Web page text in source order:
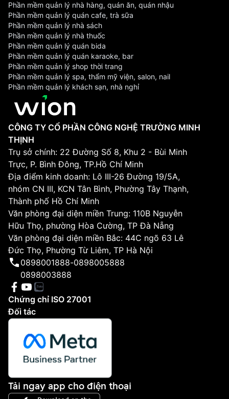
Phần mềm quản lý nhà hàng, quán ăn, quán nhậu
Phần mềm quản lý quán cafe, trà sữa
Phần mềm quản lý nhà sách
Phần mềm quản lý nhà thuốc
Phần mềm quản lý quán bida
Phần mềm quản lý quán karaoke, bar
Phần mềm quản lý shop thời trang
Phần mềm quản lý spa, thẩm mỹ viện, salon, nail
Phần mềm quản lý khách sạn, nhà nghỉ
CÔNG TY CỔ PHẦN CÔNG NGHỆ TRƯỜNG MINH
THỊNH
Trụ sở chính: 22 Đường Số 8, Khu 2 - Bùi Minh
Trực, P. Bình Đông, TP.Hồ Chí Minh
Địa điểm kinh doanh: Lô III-26 Đường 19/5A,
nhóm CN III, KCN Tân Bình, Phường Tây Thạnh,
Thành phố Hồ Chí Minh
Văn phòng đại diện miền Trung: 110B Nguyễn
Hữu Thọ, phường Hòa Cường, TP Đà Nẵng
Văn phòng đại diện miền Bắc: 44C ngõ 63 Lê
Đức Thọ, Phường Từ Liêm, TP Hà Nội
0898001888-0898005888
0898003888
Chứng chỉ ISO 27001
Đối tác
Tải ngay app cho điện thoại